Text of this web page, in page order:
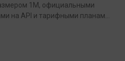
1M, официальными
на API и тарифными планами